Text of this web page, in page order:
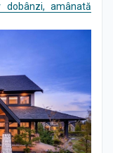
dobânzi, amânată